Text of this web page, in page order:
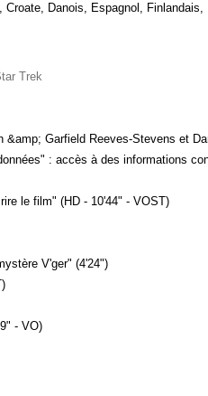
Croate, Danois, Espagnol,
Trek
Garfield Reeves-Stevens et
: accès à des informations
le film" (HD - 10'44" - VOST)
V'ger" (4'24")
- VO)